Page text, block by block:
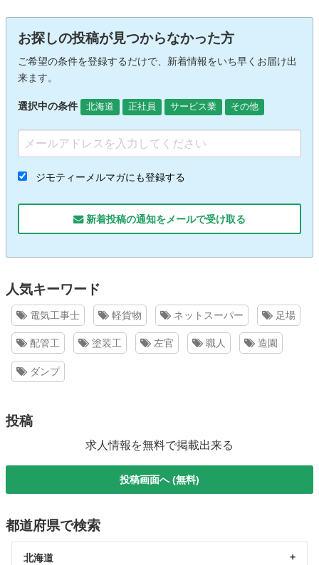
お探しの投稿が見つからなかった方
ご希望の条件を登録するだけで、新着情報をいち早くお届け出
来ます。
選択中の条件 北海道 正社員 サービス業 その他
ジモティーメルマガにも登録する
新着投稿の通知をメールで受け取る
人気キーワード
電気工事士 軽貨物 ネットスーパー 足場
配管工 塗装工 左官 職人 造園
ダンプ
投稿
求人情報を無料で掲載出来る
投稿画面へ (無料)
都道府県で検索
北海道